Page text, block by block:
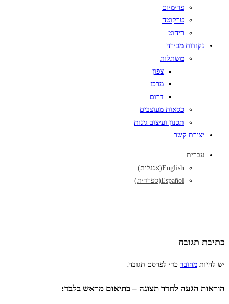
פרימיום
טרקוטה
ריהוט
נקודות מכירה
משתלות
צפון
מרכז
דרום
כסאות מעוצבים
תכנון ועיצוב גינות
יצירת קשר
עברית
English
(אנגלית)
Español
(ספרדית)
כתיבת תגובה
יש להיות מחובר כדי לפרסם תגובה.
הוראות הגעה לחדר תצוגה – בתיאום מראש בלבד: